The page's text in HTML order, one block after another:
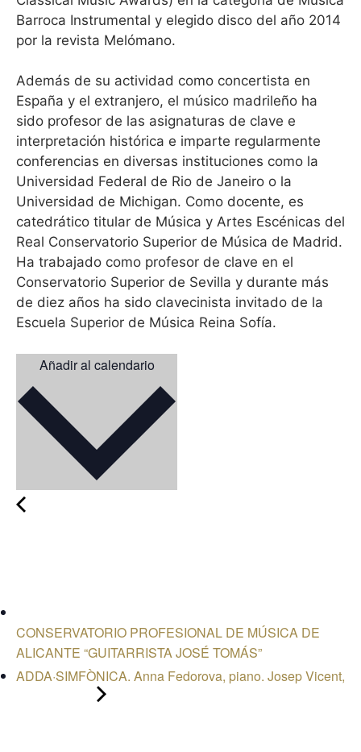
Barroca Instrumental y elegido disco del año 2014
por la revista Melómano.
Además de su actividad como concertista en
España y el extranjero, el músico madrileño ha
sido profesor de las asignaturas de clave e
interpretación histórica e imparte regularmente
conferencias en diversas instituciones como la
Universidad Federal de Rio de Janeiro o la
Universidad de Michigan. Como docente, es
catedrático titular de Música y Artes Escénicas del
Real Conservatorio Superior de Música de Madrid.
Ha trabajado como profesor de clave en el
Conservatorio Superior de Sevilla y durante más
de diez años ha sido clavecinista invitado de la
Escuela Superior de Música Reina Sofía.
CONSERVATORIO PROFESIONAL DE MÚSICA DE
ALICANTE “GUITARRISTA JOSÉ TOMÁS”
ADDA·SIMFÒNICA. Anna Fedorova, piano. Josep Vicent,